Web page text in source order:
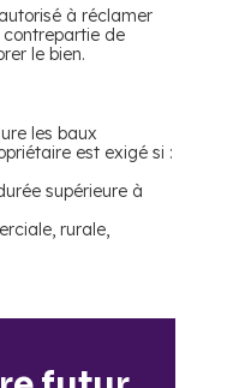
à réclamer
contrepartie de
le bien.
les baux
est exigé si :
supérieure à
rurale,